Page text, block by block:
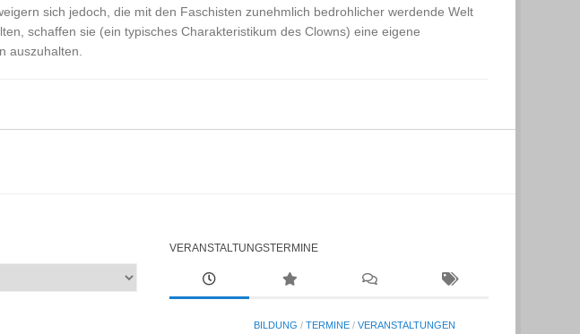
sich jedoch, die mit den Faschisten zunehmlich bedrohlicher werdende Welt
schaffen sie (ein typisches Charakteristikum des Clowns) eine eigene
auszuhalten.
VERANSTALTUNGSTERMINE
BILDUNG /TERMINE /VERANSTALTUNGEN